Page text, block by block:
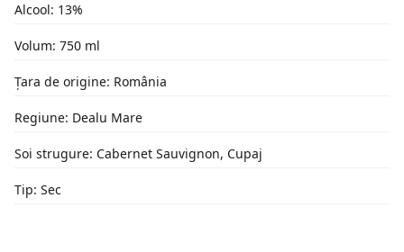
Alcool: 13%
Volum: 750 ml
Țara de origine: România
Regiune: Dealu Mare
Soi strugure: Cabernet Sauvignon, Cupaj
Tip: Sec